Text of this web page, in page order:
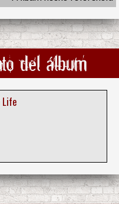
del álbum